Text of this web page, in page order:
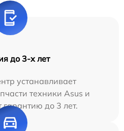
до 3-х лет
устанавливает
техники Asus и
гарантию до 3 лет.